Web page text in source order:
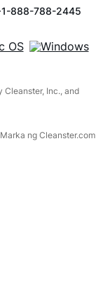
888-788-2445
Cleanster, Inc., and
ng Cleanster.com